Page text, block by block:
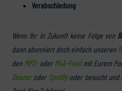
Verabschiedung
Wenn Ihr in Zukunft keine Folge von
dann abonniert doch einfach unseren
den MP3-oder M4A-Feedmit Eurem
Deezeroder Spotifyoder besucht und